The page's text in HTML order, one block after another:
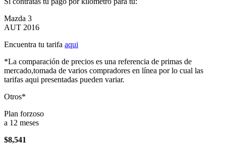
Mazda 3
AUT 2016
Encuentra tu tarifa aqui
*La comparación de precios es una referencia de primas de
mercado,tomada de varios compradores en línea por lo cual las
tarifas aqui presentadas pueden variar.
Otros*
Plan forzoso
a 12 meses
$8,541